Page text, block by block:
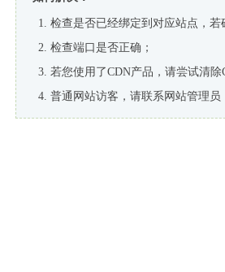
检查是否已经绑定到对应站点，
检查端口是否正确；
若您使用了CDN产品，请尝试清除
普通网站访客，请联系网站管理员